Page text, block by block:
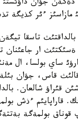
جؤان داؤئستئ
ءئر كذيگة
تاسقا
ار جاعئنان
ساي بولسا، ال
قاس، جؤان
قئراؤ شالعان.
قاراپايئم ءذش
قوناق بولمةگة